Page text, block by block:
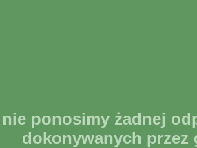
nie ponosimy żadnej
dokonywanych